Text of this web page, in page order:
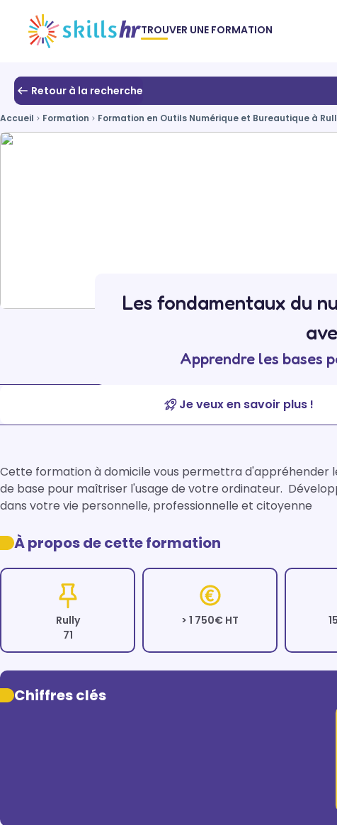
TROUVER UNE FORMATION
Retour à la recherche
Accueil Formation Formation en Outils Numérique et Bureautique à
Les fondamentaux du
Apprendre les bases
Je veux en savoir plus !
Cette formation à domicile vous permettra d'appréhender
de base pour maîtriser l'usage de votre ordinateur.
dans votre vie personnelle, professionnelle et citoyenne
À propos de cette formation
Rully
71
> 1 750€ HT
Chiffres clés